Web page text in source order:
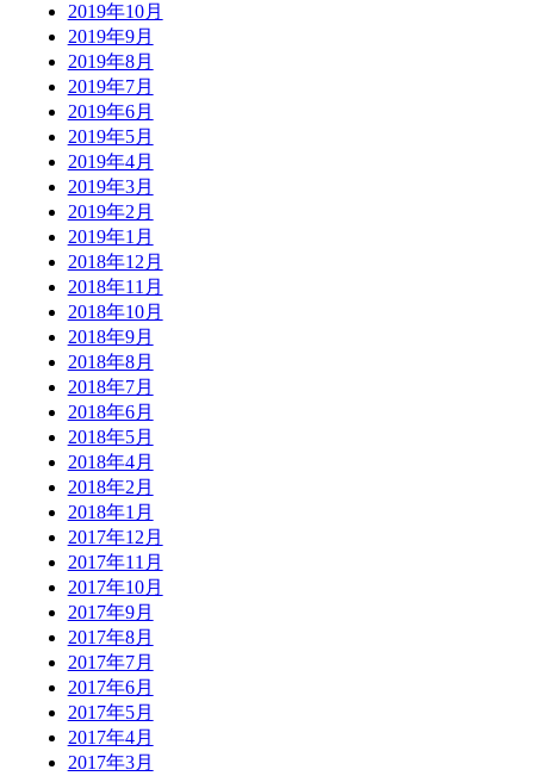
2019年10月
2019年9月
2019年8月
2019年7月
2019年6月
2019年5月
2019年4月
2019年3月
2019年2月
2019年1月
2018年12月
2018年11月
2018年10月
2018年9月
2018年8月
2018年7月
2018年6月
2018年5月
2018年4月
2018年2月
2018年1月
2017年12月
2017年11月
2017年10月
2017年9月
2017年8月
2017年7月
2017年6月
2017年5月
2017年4月
2017年3月